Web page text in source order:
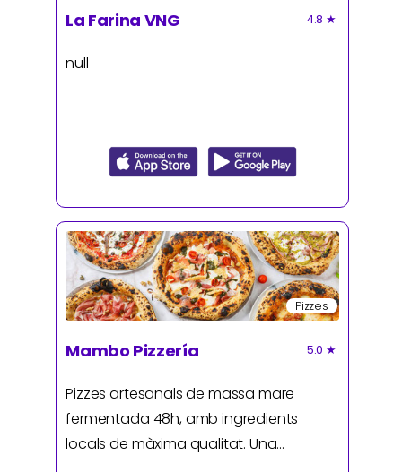
La Farina VNG 4.8 ★
null
Pizzes
Mambo Pizzería 5.0 ★
Pizzes artesanals de massa mare
fermentada 48h, amb ingredients
locals de màxima qualitat. Una